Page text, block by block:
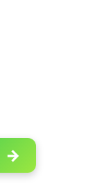
→